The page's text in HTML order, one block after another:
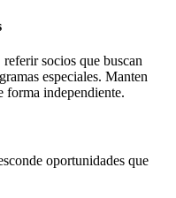
socios que buscan
especiales. Manten
forma independiente.
oportunidades que